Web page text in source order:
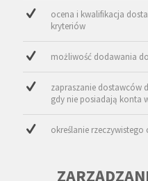
ocena i kwalifikacja
kryteriów
możliwość dodawania
zapraszanie dostawców
gdy nie posiadają konta
określanie rzeczywistego